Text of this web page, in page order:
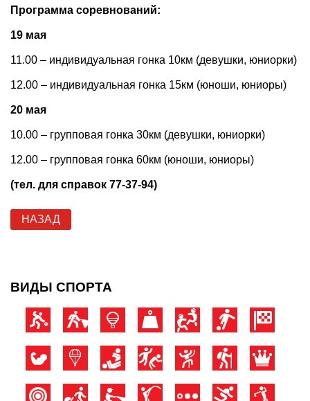
Программа соревнований:
19 мая
11.00 – индивидуальная гонка 10км (девушки, юниорки)
12.00 – индивидуальная гонка 15км (юноши, юниоры)
20 мая
10.00 – групповая гонка 30км (девушки, юниорки)
12.00 – групповая гонка 60км (юноши, юниоры)
(тел. для справок 77-37-94)
НАЗАД
ВИДЫ СПОРТА